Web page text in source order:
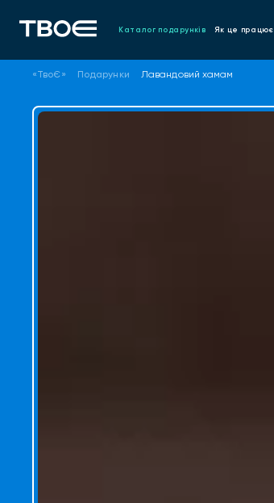
Каталог подарунків Як це працює
«ТвоЄ» Подарунки Лавандовий хамам